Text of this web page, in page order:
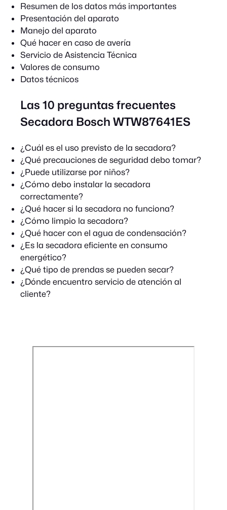
Resumen de los datos más importantes
Presentación del aparato
Manejo del aparato
Qué hacer en caso de avería
Servicio de Asistencia Técnica
Valores de consumo
Datos técnicos
Las 10 preguntas frecuentes
Secadora Bosch WTW87641ES
¿Cuál es el uso previsto de la secadora?
¿Qué precauciones de seguridad debo tomar?
¿Puede utilizarse por niños?
¿Cómo debo instalar la secadora
correctamente?
¿Qué hacer si la secadora no funciona?
¿Cómo limpio la secadora?
¿Qué hacer con el agua de condensación?
¿Es la secadora eficiente en consumo
energético?
¿Qué tipo de prendas se pueden secar?
¿Dónde encuentro servicio de atención al
cliente?